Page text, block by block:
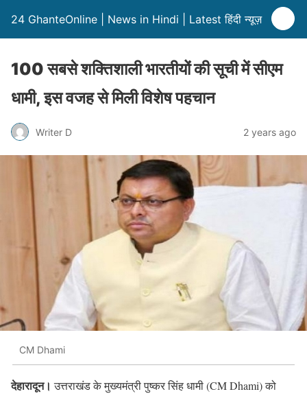
24 GhanteOnline | News in Hindi | Latest हिंदी न्यूज़
100 सबसे शक्तिशाली भारतीयों की सूची में सीएम
धामी, इस वजह से मिली विशेष पहचान
Writer D 2 years ago
CM Dhami
देहारादून। उत्तराखंड के मुख्यमंत्री पुष्कर सिंह धामी (CM Dhami) को